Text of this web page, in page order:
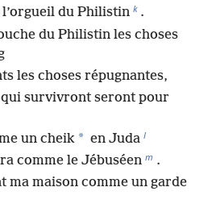
du Philistin k .
du Philistin les choses
les choses répugnantes,
qui survivront seront pour
un cheik * en Juda l
comme le Jébuséen m .
ma maison comme un garde